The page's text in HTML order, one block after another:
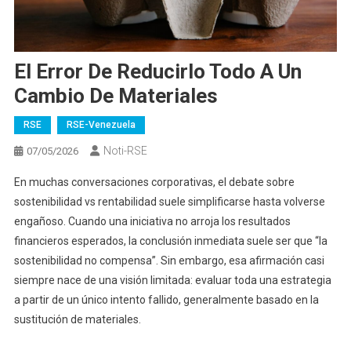
El Error De Reducirlo Todo A Un
Cambio De Materiales
RSE RSE-Venezuela
07/05/2026 Noti-RSE
En muchas conversaciones corporativas, el debate sobre
sostenibilidad vs rentabilidad suele simplificarse hasta volverse
engañoso. Cuando una iniciativa no arroja los resultados
financieros esperados, la conclusión inmediata suele ser que “la
sostenibilidad no compensa”. Sin embargo, esa afirmación casi
siempre nace de una visión limitada: evaluar toda una estrategia
a partir de un único intento fallido, generalmente basado en la
sustitución de materiales.